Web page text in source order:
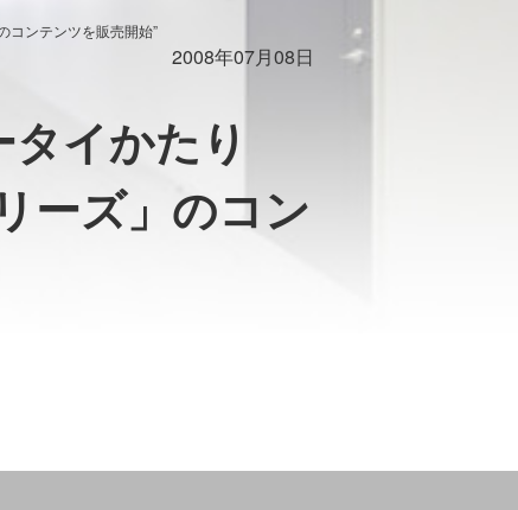
コンテンツを販売開始”
2008年07月08日
イかたり
ーズ」のコン